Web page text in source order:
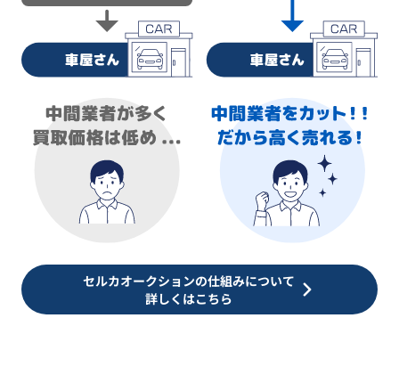
セルカオークションの仕組みについて
詳しくはこちら